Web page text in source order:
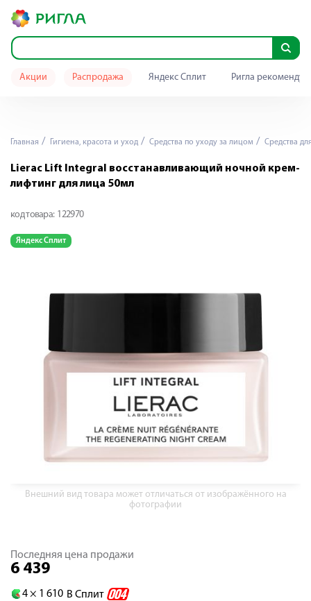
Акции Распродажа Яндекс Сплит Ригла
Главная Гигиена, красота и уход Средства по уходу за лицом Средства
Lierac Lift Integral восстанавливающий ночной крем-
лифтинг для лица 50мл
код товара: 122970
Яндекс Сплит
Внешний вид товара может отличаться от изображённого на
фотографии
Последняя цена продажи
6 439
4 × 1 610 В Сплит